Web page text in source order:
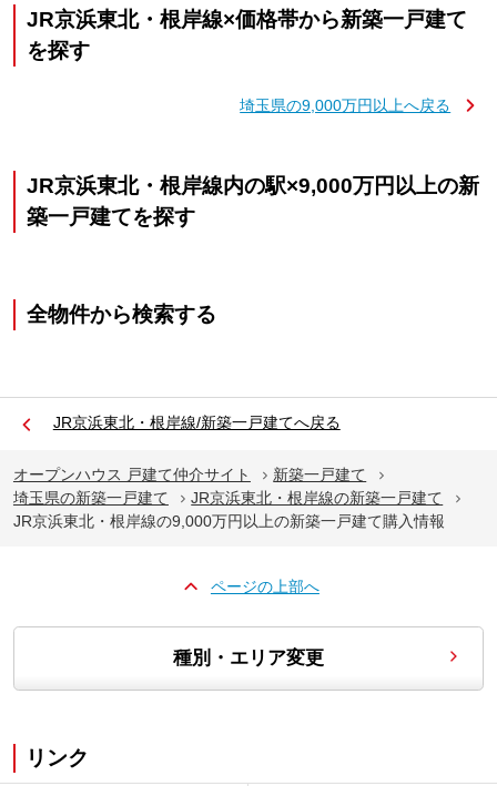
JR京浜東北・根岸線×価格帯から新築一戸建て
を探す
埼玉県の9,000万円以上へ戻る
JR京浜東北・根岸線内の駅×9,000万円以上の新
築一戸建てを探す
全物件から検索する
JR京浜東北・根岸線/新築一戸建てへ戻る
オープンハウス 戸建て仲介サイト
新築一戸建て
埼玉県の新築一戸建て
JR京浜東北・根岸線の新築一戸建て
JR京浜東北・根岸線の9,000万円以上の新築一戸建て購入情報
ページの上部へ
種別・エリア変更
リンク